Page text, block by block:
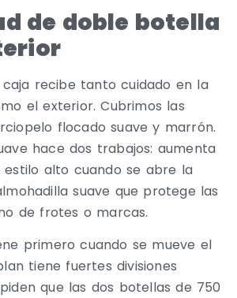
de doble botella
recibe tanto cuidado en la
el exterior. Cubrimos las
flocado suave y marrón.
hace dos trabajos: aumenta
estilo alto cuando se abre la
suave que protege las
de frotes o marcas.
primero cuando se mueve el
tiene fuertes divisiones
que las dos botellas de 750